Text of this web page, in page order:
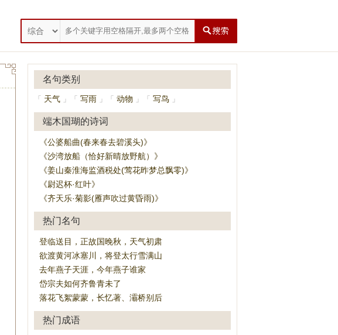
名句类别
「 天气 」 「 写雨 」 「 动物 」 「 写鸟 」
端木国瑚的诗词
《公婆船曲(春来春去碧溪头)》
《沙湾放船（恰好新晴放野航）》
《姜山秦淮海监酒税处(莺花昨梦总飘零)》
《尉迟杯·红叶》
《齐天乐·菊影(雁声吹过黄昏雨)》
热门名句
登临送目，正故国晚秋，天气初肃
欲渡黄河冰塞川，将登太行雪满山
去年燕子天涯，今年燕子谁家
岱宗夫如何齐鲁青未了
落花飞絮蒙蒙，长忆著、灞桥别后
热门成语